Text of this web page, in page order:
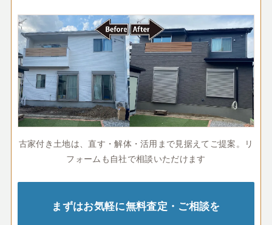
古家付き土地は、直す・解体・活用まで見据えてご提案。リ
フォームも自社で相談いただけます
まずはお気軽に無料査定・ご相談を